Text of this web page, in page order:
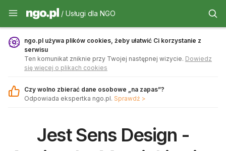
Usługi dla NGO - ngo.pl
/ Usługi dla NGO
ngo.pl używa plików cookies, żeby ułatwić Ci korzystanie z
serwisu
Ten komunikat zniknie przy Twojej następnej wizycie. Dowiedz
się więcej o plikach cookies
Czy wolno zbierać dane osobowe „na zapas”?
Odpowiada ekspertka ngo.pl. Sprawdź >
Jest Sens Design -